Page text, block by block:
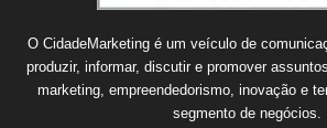
O CidadeMarketing é um veículo de
produzir, informar, discutir e promover
marketing, empreendedorismo, inovação e
segmento de negócios.